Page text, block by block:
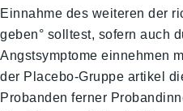
Einnahme des weiteren der
geben° solltest, sofern auch
Angstsymptome einnehmen
der Placebo-Gruppe artikel
Probanden ferner